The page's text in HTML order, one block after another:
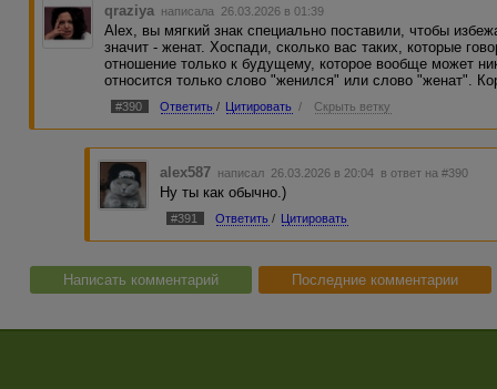
qraziya написала 26.03.2026 в 01:39
Alex, вы мягкий знак специально поставили, чтобы
значит - женат. Хоспади, сколько вас таких, которые
отношение только к будущему, которое вообще может
относится только слово "женился" или слово "женат".
#390 Ответить / Цитировать / Скрыть ветку
alex587 написал 26.03.2026 в 20:04 в ответ на #390
Ну ты как обычно.)
#391 Ответить / Цитировать
Написать комментарий Последние комментарии